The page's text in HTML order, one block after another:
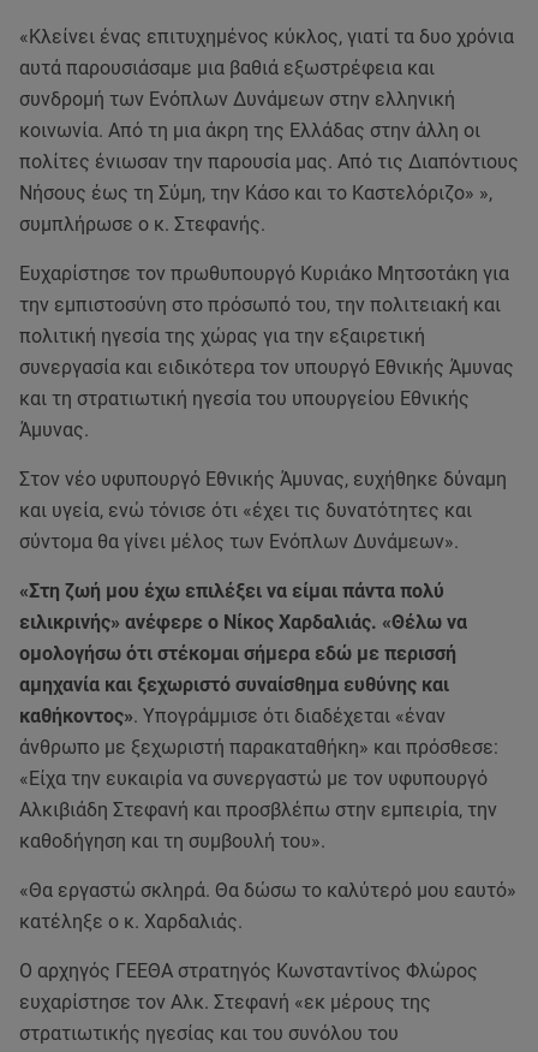
«Κλείνει ένας επιτυχημένος κύκλος, γιατί τα δυο χρόνια
αυτά παρουσιάσαμε μια βαθιά εξωστρέφεια και
συνδρομή των Ενόπλων Δυνάμεων στην ελληνική
κοινωνία. Από τη μια άκρη της Ελλάδας στην άλλη οι
πολίτες ένιωσαν την παρουσία μας. Από τις Διαπόντιους
Νήσους έως τη Σύμη, την Κάσο και το Καστελόριζο» »,
συμπλήρωσε ο κ. Στεφανής.
Ευχαρίστησε τον πρωθυπουργό Κυριάκο Μητσοτάκη για
την εμπιστοσύνη στο πρόσωπό του, την πολιτειακή και
πολιτική ηγεσία της χώρας για την εξαιρετική
συνεργασία και ειδικότερα τον υπουργό Εθνικής Άμυνας
και τη στρατιωτική ηγεσία του υπουργείου Εθνικής
Άμυνας.
Στον νέο υφυπουργό Εθνικής Άμυνας, ευχήθηκε δύναμη
και υγεία, ενώ τόνισε ότι «έχει τις δυνατότητες και
σύντομα θα γίνει μέλος των Ενόπλων Δυνάμεων».
«Στη ζωή μου έχω επιλέξει να είμαι πάντα πολύ
ειλικρινής» ανέφερε ο Νίκος Χαρδαλιάς. «Θέλω να
ομολογήσω ότι στέκομαι σήμερα εδώ με περισσή
αμηχανία και ξεχωριστό συναίσθημα ευθύνης και
καθήκοντος». Υπογράμμισε ότι διαδέχεται «έναν
άνθρωπο με ξεχωριστή παρακαταθήκη» και πρόσθεσε:
«Είχα την ευκαιρία να συνεργαστώ με τον υφυπουργό
Αλκιβιάδη Στεφανή και προσβλέπω στην εμπειρία, την
καθοδήγηση και τη συμβουλή του».
«Θα εργαστώ σκληρά. Θα δώσω το καλύτερό μου εαυτό»
κατέληξε ο κ. Χαρδαλιάς.
Ο αρχηγός ΓΕΕΘΑ στρατηγός Κωνσταντίνος Φλώρος
ευχαρίστησε τον Αλκ. Στεφανή «εκ μέρους της
στρατιωτικής ηγεσίας και του συνόλου του